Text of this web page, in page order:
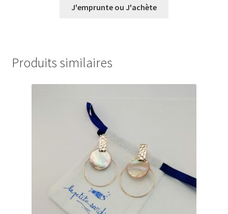
prix :
J'emprunte ou J'achète
Produits similaires